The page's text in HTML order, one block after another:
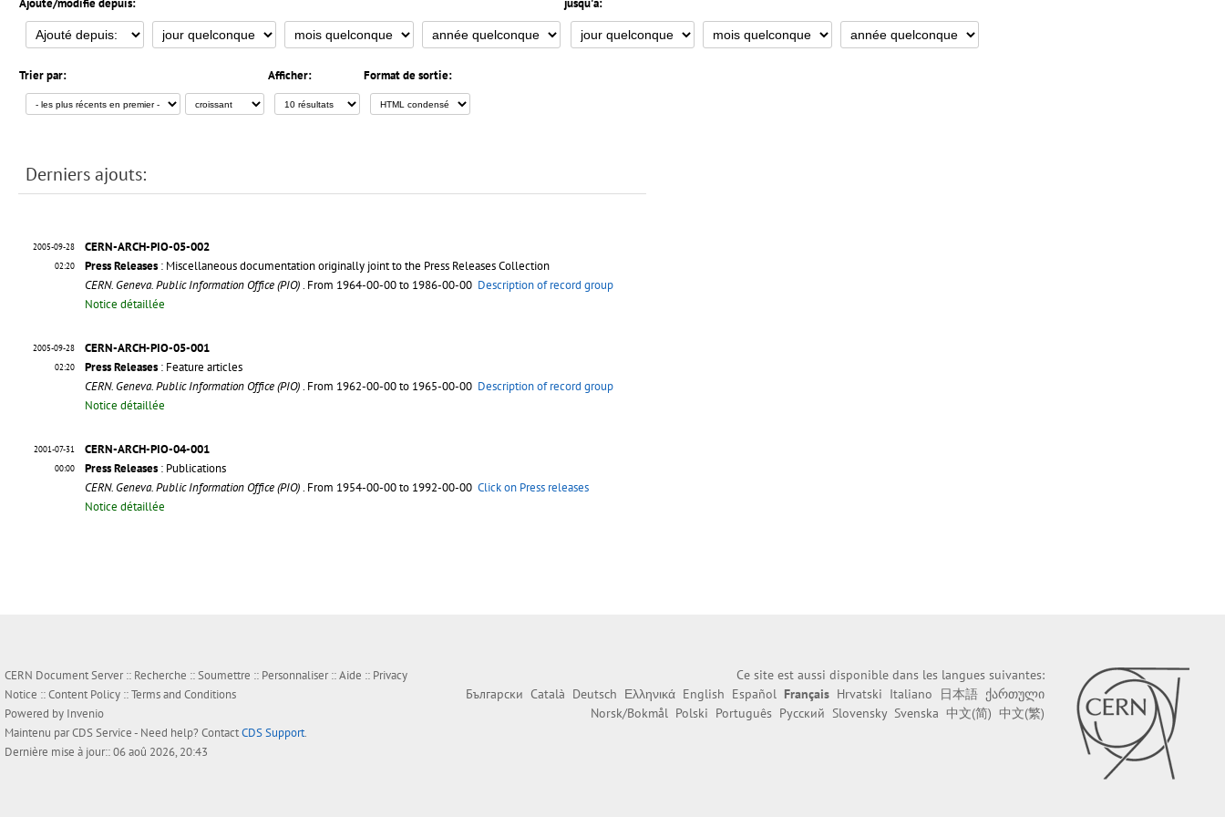
Ajouté/modifié depuis: jusqu'à:
Trier par: Afficher: Format de sortie:
Derniers ajouts:
2005-09-28
02:20
CERN-ARCH-PIO-05-002
Press Releases : Miscellaneous documentation originally joint to the Press Releases Collection
CERN. Geneva. Public Information Office (PIO). From 1964-00-00 to 1986-00-00 Description of record group
Notice détaillée
2005-09-28
02:20
CERN-ARCH-PIO-05-001
Press Releases : Feature articles
CERN. Geneva. Public Information Office (PIO). From 1962-00-00 to 1965-00-00 Description of record group
Notice détaillée
2001-07-31
00:00
CERN-ARCH-PIO-04-001
Press Releases : Publications
CERN. Geneva. Public Information Office (PIO). From 1954-00-00 to 1992-00-00 Click on Press releases
Notice détaillée
CERN Document Server :: Recherche ::Soumettre :: Personnaliser::Aide :: Privacy
Notice ::Content Policy ::Terms and Conditions
Powered by Invenio
Maintenu parCDS Service- Need help? ContactCDS Support.
Dernière mise à jour:: 06 aoû 2026, 20:43
Ce site est aussi disponible dans les langues suivantes:
Български Català Deutsch Ελληνικά English Español Français Hrvatski Italiano 日本語 ქართული
Norsk/Bokmål Polski Português Русский Slovensky Svenska 中文(简) 中文(繁)